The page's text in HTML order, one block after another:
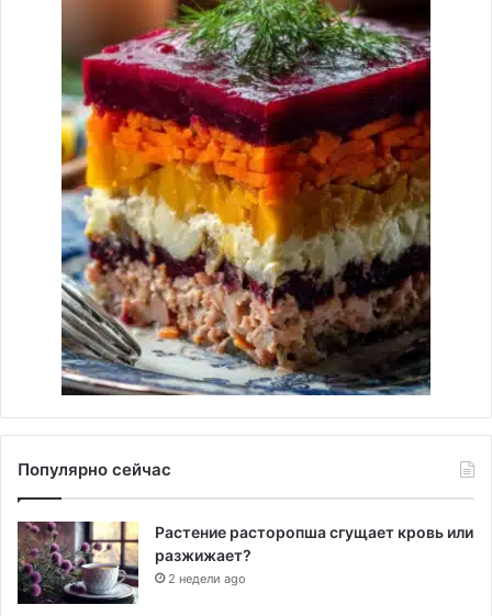
Популярно сейчас
Растение расторопша сгущает кровь или
разжижает?
2 недели ago